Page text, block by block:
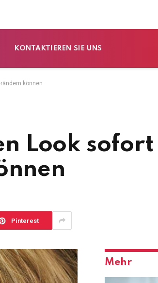
KONTAKTIEREN SIE UNS
können
Look sofort
Pinterest
Mehr